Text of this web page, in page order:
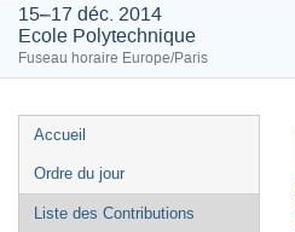
15–17 déc. 2014
Ecole Polytechnique
Fuseau horaire Europe/Paris
Menu
de
l'événement
Accueil
Ordre du jour
Liste des Contributions